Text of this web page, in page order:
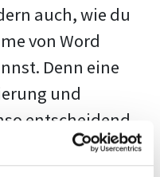
auch, wie du
von Word
Denn eine
und
entscheidend
Prüfer hat
unsere